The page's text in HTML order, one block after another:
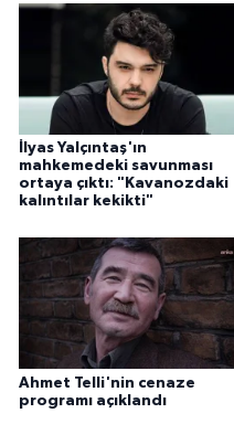
İlyas Yalçıntaş'ın
mahkemedeki savunması
ortaya çıktı: "Kavanozdaki
kalıntılar kekikti"
Ahmet Telli'nin cenaze
programı açıklandı